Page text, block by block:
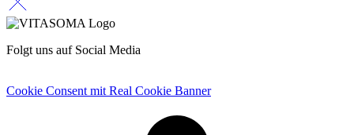
Folgt uns auf Social Media
Cookie Consent mit Real Cookie Banner